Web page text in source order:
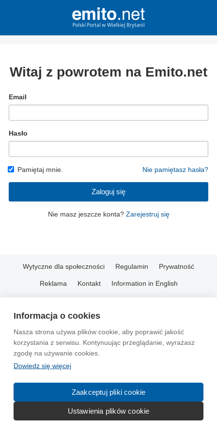
Informacja o cookies
Nasza strona używa plików cookie, aby poprawić jakość
korzystania z serwisu. Kontynuując przeglądanie, wyrażasz
zgodę na używanie cookies.
Dowiedz się więcej
Zaakceptuj pliki cookie
Ustawienia plików cookie
Witaj z powrotem na Emito.net
Email
Hasło
Pamiętaj mnie. Nie pamiętasz hasła?
Zaloguj się
Nie masz jeszcze konta? Zarejestruj się
Wytyczne dla społeczności Regulamin Prywatność
Reklama Kontakt Information in English